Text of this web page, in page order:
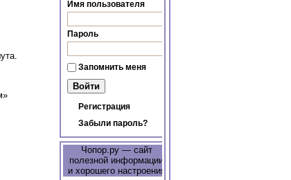
Имя пользователя
Пароль
Запомнить меня
Регистрация
Забыли пароль?
Чопор.ру — сайт
полезной информации
и хорошего настроения